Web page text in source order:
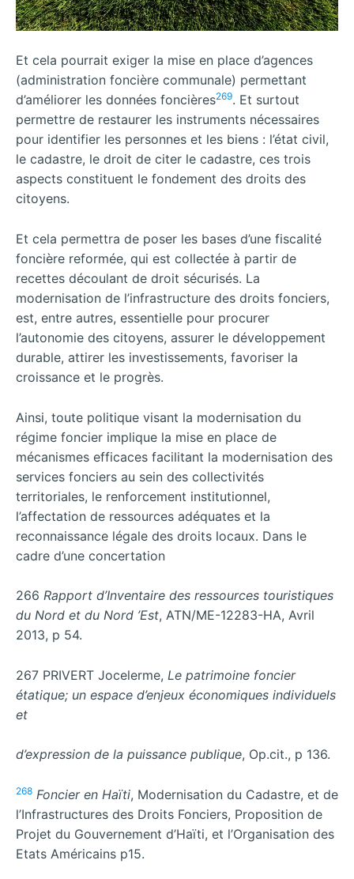
Et cela pourrait exiger la mise en place d’agences
(administration foncière communale) permettant
d’améliorer les données foncières269. Et surtout
permettre de restaurer les instruments nécessaires
pour identifier les personnes et les biens : l’état civil,
le cadastre, le droit de citer le cadastre, ces trois
aspects constituent le fondement des droits des
citoyens.
Et cela permettra de poser les bases d’une fiscalité
foncière reformée, qui est collectée à partir de
recettes découlant de droit sécurisés. La
modernisation de l’infrastructure des droits fonciers,
est, entre autres, essentielle pour procurer
l’autonomie des citoyens, assurer le développement
durable, attirer les investissements, favoriser la
croissance et le progrès.
Ainsi, toute politique visant la modernisation du
régime foncier implique la mise en place de
mécanismes efficaces facilitant la modernisation des
services fonciers au sein des collectivités
territoriales, le renforcement institutionnel,
l’affectation de ressources adéquates et la
reconnaissance légale des droits locaux. Dans le
cadre d’une concertation
266 Rapport d’Inventaire des ressources touristiques
du Nord et du Nord ’Est, ATN/ME-12283-HA, Avril
2013, p 54.
267 PRIVERT Jocelerme, Le patrimoine foncier
étatique; un espace d’enjeux économiques individuels
et
d’expression de la puissance publique, Op.cit., p 136.
268 Foncier en Haïti, Modernisation du Cadastre, et de
l’Infrastructures des Droits Fonciers, Proposition de
Projet du Gouvernement d’Haïti, et l’Organisation des
Etats Américains p15.